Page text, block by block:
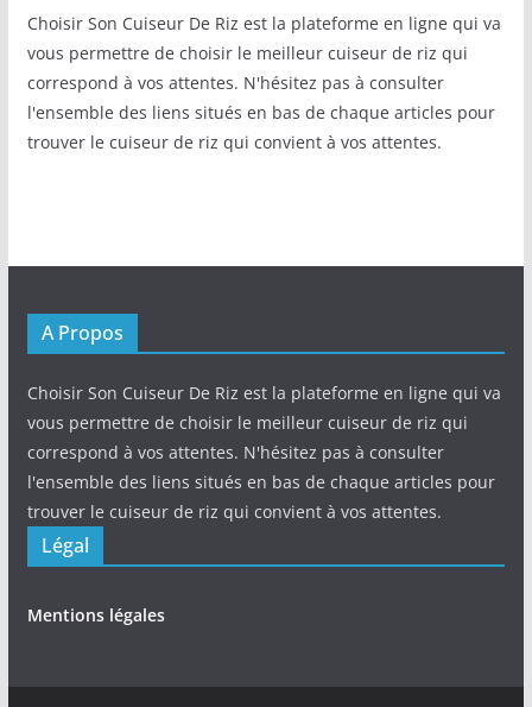
Choisir Son Cuiseur De Riz est la plateforme en ligne qui va
vous permettre de choisir le meilleur cuiseur de riz qui
correspond à vos attentes. N'hésitez pas à consulter
l'ensemble des liens situés en bas de chaque articles pour
trouver le cuiseur de riz qui convient à vos attentes.
A Propos
Choisir Son Cuiseur De Riz est la plateforme en ligne qui va
vous permettre de choisir le meilleur cuiseur de riz qui
correspond à vos attentes. N'hésitez pas à consulter
l'ensemble des liens situés en bas de chaque articles pour
trouver le cuiseur de riz qui convient à vos attentes.
Légal
Mentions légales